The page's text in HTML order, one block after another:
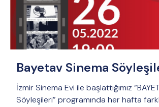
Bayetav Sinema
İzmir Sinema Evi ile başlattığımız
Söyleşileri” programında her hafta